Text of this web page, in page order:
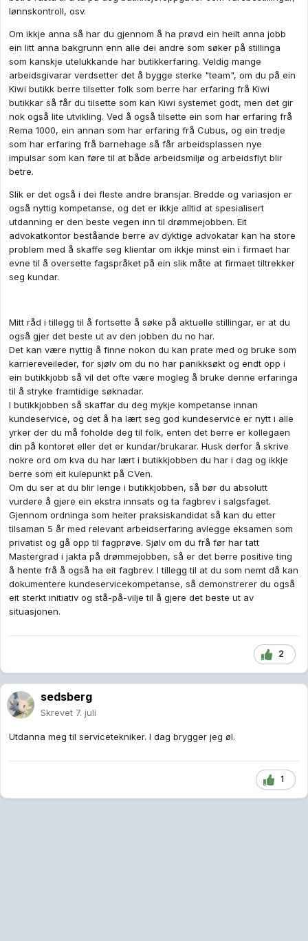
lønnskontroll, osv.
Om ikkje anna så har du gjennom å ha prøvd ein heilt anna jobb
ein litt anna bakgrunn enn alle dei andre som søker på stillinga
som kanskje utelukkande har butikkerfaring. Veldig mange
arbeidsgivarar verdsetter det å bygge sterke "team", om du på ein
Kiwi butikk berre tilsetter folk som berre har erfaring frå Kiwi
butikkar så får du tilsette som kan Kiwi systemet godt, men det gir
nok også lite utvikling. Ved å også tilsette ein som har erfaring frå
Rema 1000, ein annan som har erfaring frå Cubus, og ein tredje
som har erfaring frå barnehage så får arbeidsplassen nye
impulsar som kan føre til at både arbeidsmiljø og arbeidsflyt blir
betre.
Slik er det også i dei fleste andre bransjar. Bredde og variasjon er
også nyttig kompetanse, og det er ikkje alltid at spesialisert
utdanning er den beste vegen inn til drømmejobben. Eit
advokatkontor beståande berre av dyktige advokatar kan ha store
problem med å skaffe seg klientar om ikkje minst ein i firmaet har
evne til å oversette fagspråket på ein slik måte at firmaet tiltrekker
seg kundar.
Mitt råd i tillegg til å fortsette å søke på aktuelle stillingar, er at du
også gjer det beste ut av den jobben du no har.
Det kan være nyttig å finne nokon du kan prate med og bruke som
karriereveileder, for sjølv om du no har panikksøkt og endt opp i
ein butikkjobb så vil det ofte være mogleg å bruke denne erfaringa
til å stryke framtidige søknadar.
I butikkjobben så skaffar du deg mykje kompetanse innan
kundeservice, og det å ha lært seg god kundeservice er nytt i alle
yrker der du må foholde deg til folk, enten det berre er kollegaen
din på kontoret eller det er kundar/brukarar. Husk derfor å skrive
nokre ord om kva du har lært i butikkjobben du har i dag og ikkje
berre som eit kulepunkt på CVen.
Om du ser at du blir lenge i butikkjobben, så bør du absolutt
vurdere å gjere ein ekstra innsats og ta fagbrev i salgsfaget.
Gjennom ordninga som heiter praksiskandidat så kan du etter
tilsaman 5 år med relevant arbeidserfaring avlegge eksamen som
privatist og gå opp til fagprøve. Sjølv om du frå før har tatt
Mastergrad i jakta på drømmejobben, så er det berre positive ting
å hente frå å også ha eit fagbrev. I tillegg til at du som nemt då kan
dokumentere kundeservicekompetanse, så demonstrerer du også
eit sterkt initiativ og stå-på-vilje til å gjere det beste ut av
situasjonen.
2
sedsberg
Skrevet 7. juli
Utdanna meg til servicetekniker. I dag brygger jeg øl.
1